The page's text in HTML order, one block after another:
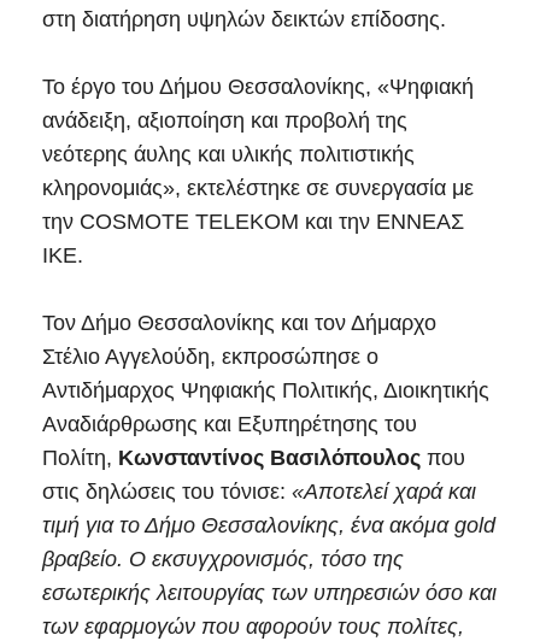
στη διατήρηση υψηλών δεικτών επίδοσης.
Το έργο του Δήμου Θεσσαλονίκης, «Ψηφιακή
ανάδειξη, αξιοποίηση και προβολή της
νεότερης άυλης και υλικής πολιτιστικής
κληρονομιάς», εκτελέστηκε σε συνεργασία με
την COSMOTE TELEKOM και την ΕΝΝΕΑΣ
ΙΚΕ.
Τον Δήμο Θεσσαλονίκης και τον Δήμαρχο
Στέλιο Αγγελούδη, εκπροσώπησε ο
Αντιδήμαρχος Ψηφιακής Πολιτικής, Διοικητικής
Αναδιάρθρωσης και Εξυπηρέτησης του
Πολίτη, Κωνσταντίνος Βασιλόπουλος που
στις δηλώσεις του τόνισε: «Αποτελεί χαρά και
τιμή για το Δήμο Θεσσαλονίκης, ένα ακόμα gold
βραβείο. Ο εκσυγχρονισμός, τόσο της
εσωτερικής λειτουργίας των υπηρεσιών όσο και
των εφαρμογών που αφορούν τους πολίτες,